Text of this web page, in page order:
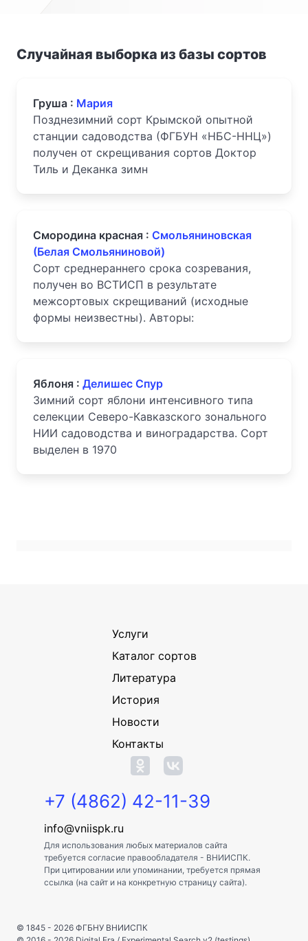
Случайная выборка из базы сортов
Груша : Мария
Позднезимний сорт Крымской опытной
станции садоводства (ФГБУН «НБС-ННЦ»)
получен от скрещивания сортов Доктор
Тиль и Деканка зимн
Смородина красная : Смольяниновская
(Белая Смольяниновой)
Сорт среднераннего срока созревания,
получен во ВСТИСП в результате
межсортовых скрещиваний (исходные
формы неизвестны). Авторы:
Яблоня : Делишес Спур
Зимний сорт яблони интенсивного типа
селекции Северо-Кавказского зонального
НИИ садоводства и виноградарства. Сорт
выделен в 1970
Услуги
Каталог сортов
Литература
История
Новости
Контакты
+7 (4862) 42-11-39
info@vniispk.ru
Для использования любых материалов сайта
требуется согласие правообладателя - ВНИИСПК.
При цитировании или упоминании, требуется прямая
ссылка (на сайт и на конкретную страницу сайта).
© 1845 - 2026 ФГБНУ ВНИИСПК